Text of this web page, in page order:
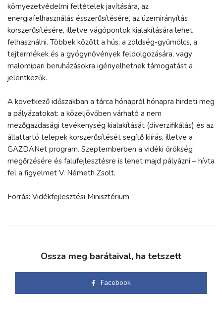
környezetvédelmi feltételek javítására, az
energiafelhasználás ésszerűsítésére, az üzemirányítás
korszerűsítésére, illetve vágópontok kialakítására lehet
felhasználni. Többek között a hús, a zöldség-gyümölcs, a
tejtermékek és a gyógynövények feldolgozására, vagy
malomipari beruházásokra igényelhetnek támogatást a
jelentkezők.
A következő időszakban a tárca hónapról hónapra hirdeti meg
a pályázatokat: a közeljövőben várható a nem
mezőgazdasági tevékenység kialakítását (diverzifikálás) és az
állattartó telepek korszerűsítését segítő kiírás, illetve a
GAZDANet program. Szeptemberben a vidéki örökség
megőrzésére és falufejlesztésre is lehet majd pályázni – hívta
fel a figyelmet V. Németh Zsolt.
Forrás: Vidékfejlesztési Minisztérium
Ossza meg barátaival, ha tetszett
Facebook